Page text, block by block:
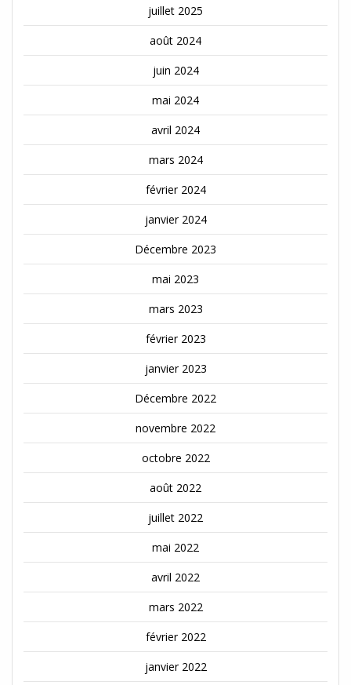
juillet 2025
août 2024
juin 2024
mai 2024
avril 2024
mars 2024
février 2024
janvier 2024
Décembre 2023
mai 2023
mars 2023
février 2023
janvier 2023
Décembre 2022
novembre 2022
octobre 2022
août 2022
juillet 2022
mai 2022
avril 2022
mars 2022
février 2022
janvier 2022